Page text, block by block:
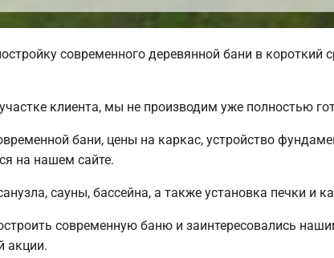
современного деревянной бани в короткий
клиента, мы не производим уже полностью
бани, цены на каркас, устройство
на нашем сайте.
сауны, бассейна, а также установка печки и
современную баню и заинтересовались
акции.